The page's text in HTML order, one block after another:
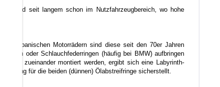
und seit langem schon im Nutzfahrzeugbereich, wo hohe
japanischen Motorrädern sind diese seit den 70er Jahren
oder Schlauchfederringen (häufig bei BMW) aufbringen
zueinander montiert werden, ergibt sich eine Labyrinth-
für die beiden (dünnen) Ölabstreifringe sicherstellt.